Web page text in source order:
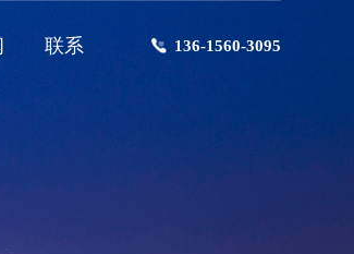
136-1560-3095
联系